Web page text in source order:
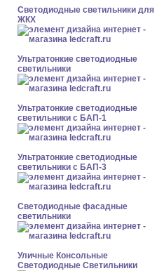
Светодиодные светильники для
ЖКХ
Ультратонкие светодиодные
светильники
Ультратонкие светодиодные
светильники с БАП-1
Ультратонкие светодиодные
светильники с БАП-3
Светодиодные фасадные
светильники
Уличные Консольные
Светодиодные Светильники